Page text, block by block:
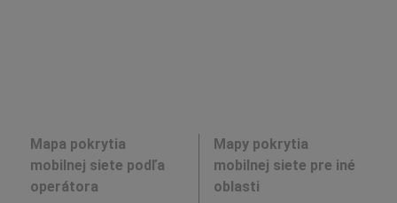
Mapa pokrytia
mobilnej siete podľa
operátora
Mapy pokrytia
mobilnej siete pre iné
oblasti